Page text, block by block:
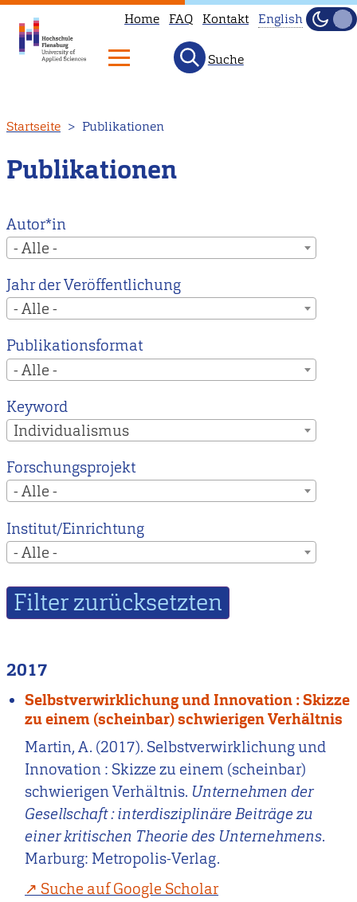
zum
Inhalt
Home FAQ Kontakt
to
our
main
instead.
English
Hell
Suche
Startseite Publikationen
Publikationen
Autor*in
- Alle -
Jahr der Veröffentlichung
- Alle -
Publikationsformat
- Alle -
Keyword
Individualismus
Forschungsprojekt
- Alle -
Institut/Einrichtung
- Alle -
2017
Selbstverwirklichung und Innovation : Skizze
zu einem (scheinbar) schwierigen Verhältnis
Martin, A. (2017). Selbstverwirklichung und
Innovation : Skizze zu einem (scheinbar)
schwierigen Verhältnis. Unternehmen der
Gesellschaft : interdisziplinäre Beiträge zu
einer kritischen Theorie des Unternehmens.
Marburg: Metropolis-Verlag.
Suche auf Google Scholar